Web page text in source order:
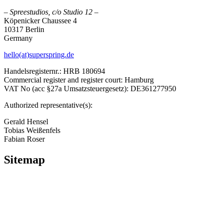
– Spreestudios, c/o Studio 12 –
Köpenicker Chaussee 4
10317 Berlin
Germany
hello(at)superspring.de
Handelsregisternr.: HRB 180694
Commercial register and register court: Hamburg
VAT No (acc §27a Umsatzsteuergesetz): DE361277950
Authorized representative(s):
Gerald Hensel
Tobias Weißenfels
Fabian Roser
Sitemap